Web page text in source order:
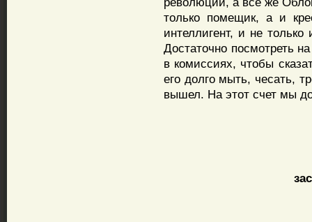
только помещик, а и
интеллигент, и не
Достаточно посмотреть
в комиссиях, чтобы
его долго мыть, чесать,
вышел. На этот счет мы